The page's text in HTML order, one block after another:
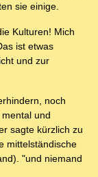
sie einige.
Kulturen! Mich
ist etwas
und zur
noch
und
sagte kürzlich zu
mittelständische
"und niemand